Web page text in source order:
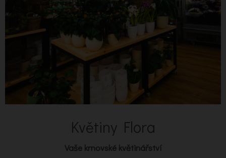
Květiny Flora
Vaše krnovské květinářství